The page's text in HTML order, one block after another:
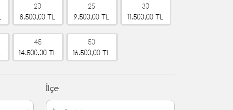
20
8.500,00 TL
25
9.500,00 TL
30
11.500,00 TL
45
14.500,00 TL
50
16.500,00 TL
İlçe